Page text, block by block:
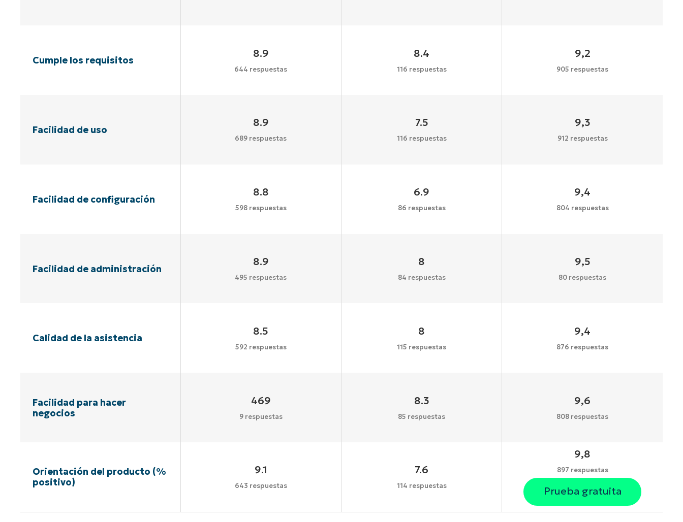
Cumple los requisitos
8.9
644 respuestas
8.4
116 respuestas
9,2
905 respuestas
Facilidad de uso
8.9
689 respuestas
7.5
116 respuestas
9,3
912 respuestas
Facilidad de configuración
8.8
598 respuestas
6.9
86 respuestas
9,4
804 respuestas
Facilidad de administración
8.9
495 respuestas
8
84 respuestas
9,5
80 respuestas
Calidad de la asistencia
8.5
592 respuestas
8
115 respuestas
9,4
876 respuestas
Facilidad para hacer
negocios
469
9 respuestas
8.3
85 respuestas
9,6
808 respuestas
Orientación del producto (%
positivo)
9.1
643 respuestas
7.6
114 respuestas
9,8
897 respuestas
Prueba gratuita